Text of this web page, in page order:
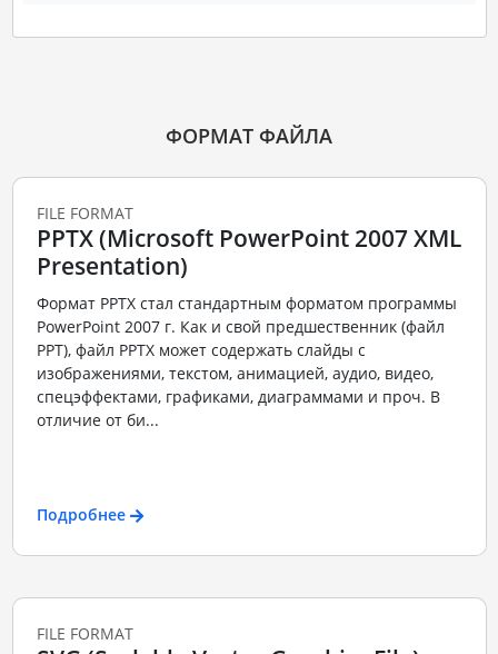
ФОРМАТ ФАЙЛА
FILE FORMAT
PPTX (Microsoft PowerPoint 2007 XML
Presentation)
Формат PPTX стал стандартным форматом программы
PowerPoint 2007 г. Как и свой предшественник (файл
PPT), файл PPTX может содержать слайды с
изображениями, текстом, анимацией, аудио, видео,
спецэффектами, графиками, диаграммами и проч. В
отличие от би...
Подробнее
FILE FORMAT